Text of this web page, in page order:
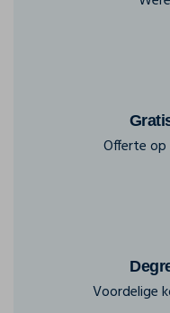
Offerte op
Voordelige